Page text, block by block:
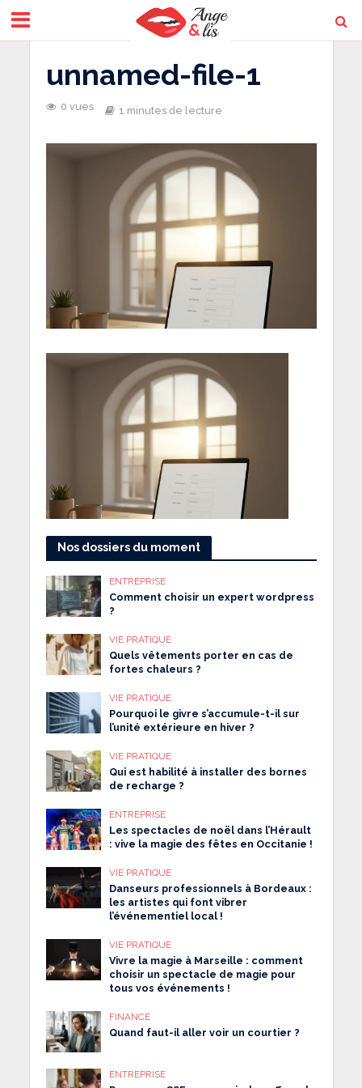
unnamed-file-1
0 vues 1 minutes de lecture
Nos dossiers du moment
ENTREPRISE
Comment choisir un expert wordpress
?
VIE PRATIQUE
Quels vêtements porter en cas de
fortes chaleurs ?
VIE PRATIQUE
Pourquoi le givre s’accumule-t-il sur
l’unité extérieure en hiver ?
VIE PRATIQUE
Qui est habilité à installer des bornes
de recharge ?
ENTREPRISE
Les spectacles de noël dans l’Hérault
: vive la magie des fêtes en Occitanie !
VIE PRATIQUE
Danseurs professionnels à Bordeaux :
les artistes qui font vibrer
l’événementiel local !
VIE PRATIQUE
Vivre la magie à Marseille : comment
choisir un spectacle de magie pour
tous vos événements !
FINANCE
Quand faut-il aller voir un courtier ?
ENTREPRISE